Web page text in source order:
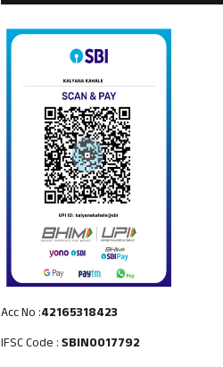
Acc No :42165318423
IFSC Code :SBIN0017792